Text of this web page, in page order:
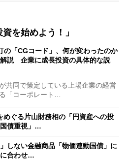
を始めよう！」
の「CGコード」、何が変わったのか
説 企業に成長投資の具体的な説
共同で策定している上場企業の経営
「コーポレート…
めぐる片山財務相の「円資産への投
債重視」…
しない金融商品「物価連動国債」に
合わせ…